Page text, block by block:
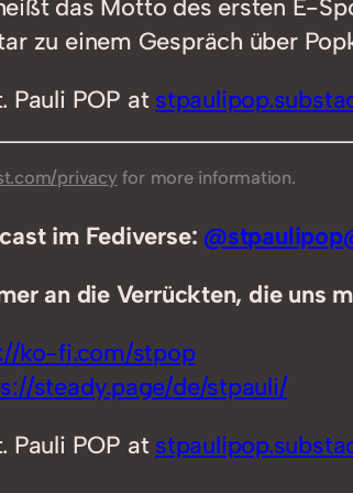
das Motto des ersten E-
zu einem Gespräch über
Pauli POP at
privacy for more information.
im Fediverse:
an die Verrückten, die uns
ko-fi.com/stpop
steady.page/de/stpauli/
Pauli POP at